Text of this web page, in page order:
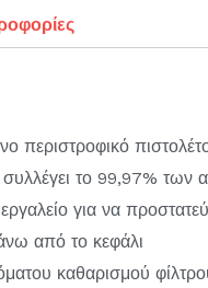
περιστροφικό
το 99,97%
για να
από το κεφάλι
καθαρισμού